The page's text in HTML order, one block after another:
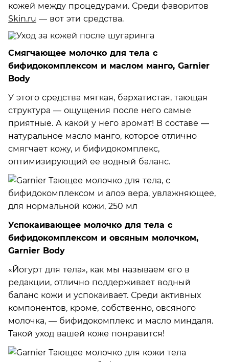
кожей между процедурами. Среди фаворитов
Skin.ru — вот эти средства.
Смягчающее молочко для тела с
бифидокомплексом и маслом манго, Garnier
Body
У этого средства мягкая, бархатистая, тающая
структура — ощущения после него самые
приятные. А какой у него аромат! В составе —
натуральное масло манго, которое отлично
смягчает кожу, и бифидокомплекс,
оптимизирующий ее водный баланс.
Успокаивающее молочко для тела с
бифидокомплексом и овсяным молочком,
Garnier Body
«Йогурт для тела», как мы называем его в
редакции, отлично поддерживает водный
баланс кожи и успокаивает. Среди активных
компонентов, кроме, собственно, овсяного
молочка, — бифидокомплекс и масло миндаля.
Такой уход вашей коже понравится!